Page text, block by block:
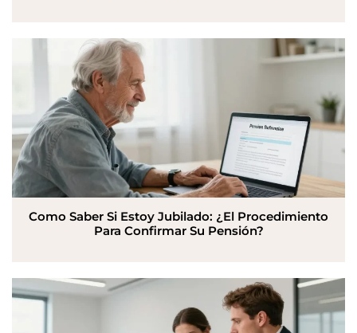
Como Saber Si Estoy Jubilado: ¿El Procedimiento
Para Confirmar Su Pensión?